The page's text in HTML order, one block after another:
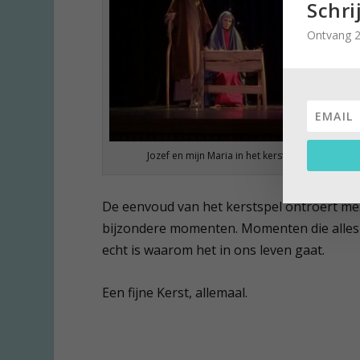
Jozef en mijn Maria in het kerstspel.
De eenvoud van het kerstspel ontroert
bijzondere momenten. Momenten die
echt is waarom het in ons leven gaat.
Een fijne Kerst, allemaal.
Ontvang